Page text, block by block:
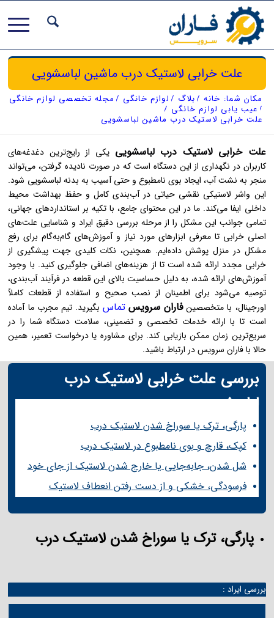
علت خرابی لاستیک درب ماشین لباسشویی
مکان شما: خانه /بلاگ / لوازم خانگی / مجله تخصصی لوازم خانگی
/ عیب یابی لوازم خانگی /
علت خرابی لاستیک درب ماشین لباسشویی
علت خرابی لاستیک درب لباسشویی یکی از رایج‌ترین دغدغه‌های
کاربران در نگهداری از این دستگاه است که در صورت نادیده گرفتن، می‌تواند
منجر به نشت آب، ایجاد بوی نامطبوع و حتی آسیب به بدنه لباسشویی شود.
این واشر لاستیکی نقشی حیاتی در آب‌بندی کامل و حفظ بهداشت محیط
داخلی ایفا می‌کند. ما در این محتوای جامع، با تکیه بر استانداردهای جهانی،
تمامی جوانب این مشکل را از مرحله بررسی دقیق ایراد و شناسایی علت‌های
اصلی خرابی تا معرفی ابزارهای مورد نیاز و آموزش‌های گام‌به‌گام برای رفع
مشکل در منزل پوشش داده‌ایم. همچنین، نکات کلیدی جهت پیشگیری از
خرابی مجدد ارائه شده است تا از هزینه‌های اضافی جلوگیری کنید. با وجود
آموزش‌های ارائه شده، به دلیل حساسیت بالای این قطعه در فرآیند آب‌بندی،
توصیه می‌شود برای اطمینان از نصب صحیح و استفاده از قطعات کاملاً
اورجینال، با متخصصینفاران سرویس تماسبگیرید. تیم مجرب ما آماده
است تا با ارائه خدمات تخصصی و تضمینی، سلامت دستگاه شما را در
سریع‌ترین زمان ممکن بازیابی کند. برای مشاوره یا درخواست تعمیر، همین
حالا با فاران سرویس در ارتباط باشید.
بررسی علت خرابی لاستیک درب
لباسشویی :
پارگی، ترک یا سوراخ شدن لاستیک درب
کپک، قارچ و بوی نامطبوع در لاستیک درب
شل شدن، جابه‌جایی یا خارج شدن لاستیک از جای خود
فرسودگی، خشکی و از دست رفتن انعطاف لاستیک
پارگی، ترک یا سوراخ شدن لاستیک درب
بررسی ایراد :